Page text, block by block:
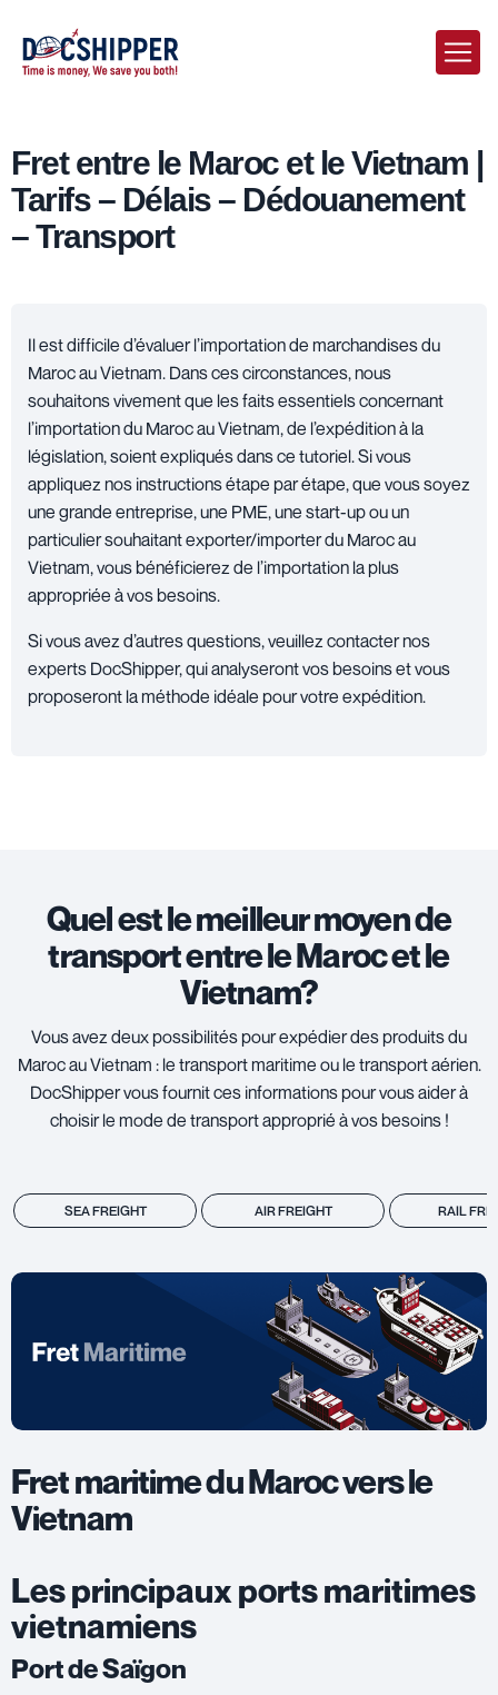
Fret entre le Maroc et le Vietnam |
Tarifs – Délais – Dédouanement
– Transport
Il est difficile d’évaluer l’importation de marchandises du
Maroc au Vietnam. Dans ces circonstances, nous
souhaitons vivement que les faits essentiels concernant
l’importation du Maroc au Vietnam, de l’expédition à la
législation, soient expliqués dans ce tutoriel. Si vous
appliquez nos instructions étape par étape, que vous soyez
une grande entreprise, une PME, une start-up ou un
particulier souhaitant exporter/importer du Maroc au
Vietnam, vous bénéficierez de l’importation la plus
appropriée à vos besoins.
Si vous avez d’autres questions, veuillezcontacter nos
experts DocShipper, qui analyseront vos besoins et vous
proposeront la méthode idéale pour votre expédition.
Quel est le meilleur moyen de
transport entre le Maroc et le
Vietnam?
Vous avez deux possibilités pour expédier des produits du
Maroc au Vietnam : le transport maritime ou le transport aérien.
DocShipper vous fournit ces informations pour vous aider à
choisir le mode de transport approprié à vos besoins !
SEA FREIGHT AIR FREIGHT RAIL
Fret maritime du Maroc vers le
Vietnam
Les principaux ports maritimes
vietnamiens
Port de Saïgon